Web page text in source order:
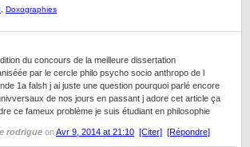
Doxographies
du concours de la meilleure dissertation
par le cercle philo psycho socio anthropo de l
1a falsh j ai juste une question pourquoi parlé encore
de nos jours en passant j adore cet article ça
ce fameux problème je suis étudiant en philosophie
rodrigue onAvr 9, 2014 at 21:10 [Citer] [Répondre]